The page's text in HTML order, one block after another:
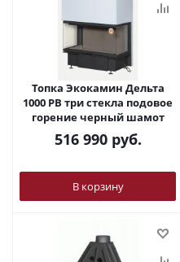
Топка Экокамин Дельта
1000 PB три стекла подовое
горение черный шамот
516 990руб.
В корзину